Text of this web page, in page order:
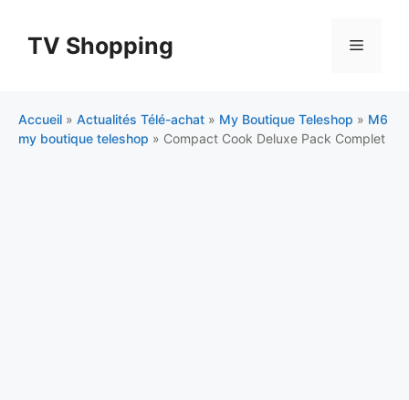
contenuTV Shopping Menu
Accueil » Actualités Télé-achat » My Boutique Teleshop » M6
my boutique teleshop » Compact Cook Deluxe Pack Complet